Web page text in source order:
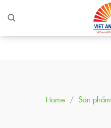
Home / Sản phẩm